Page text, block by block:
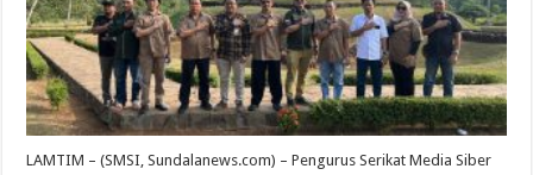
LAMTIM – (SMSI, Sundalanews.com) – Pengurus Serikat Media Siber